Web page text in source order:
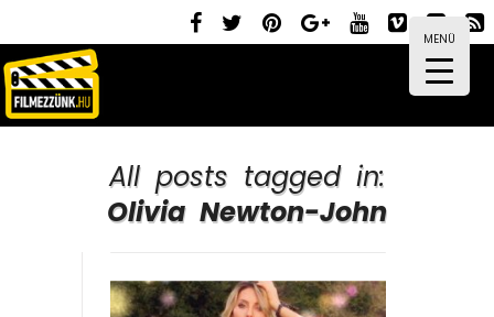
MENÜ
All posts tagged in:
Olivia Newton-John